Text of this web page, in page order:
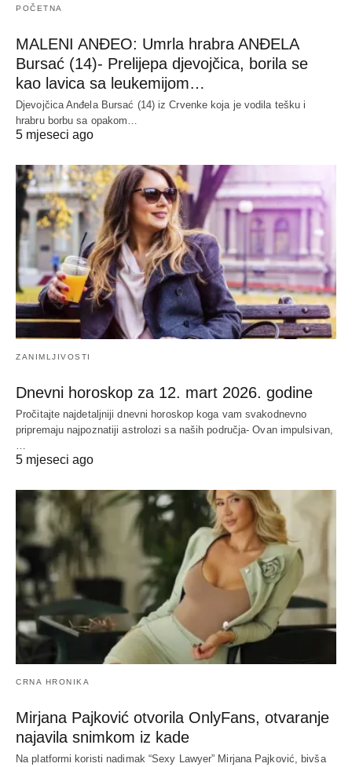
POČETNA
MALENI ANĐEO: Umrla hrabra ANĐELA
Bursać (14)- Prelijepa djevojčica, borila se
kao lavica sa leukemijom…
Djevojčica Anđela Bursać (14) iz Crvenke koja je vodila tešku i
hrabru borbu sa opakom…
5 mjeseci ago
ZANIMLJIVOSTI
Dnevni horoskop za 12. mart 2026. godine
Pročitajte najdetaljniji dnevni horoskop koga vam svakodnevno
pripremaju najpoznatiji astrolozi sa naših područja- Ovan impulsivan,
5 mjeseci ago
CRNA HRONIKA
Mirjana Pajković otvorila OnlyFans, otvaranje
najavila snimkom iz kade
Na platformi koristi nadimak “Sexy Lawyer” Mirjana Pajković, bivša